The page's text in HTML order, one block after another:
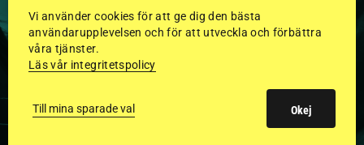
GODKÄNDA HINGSTAR I
FLERA KATEGORIER MED
BILDER OCH FAKTA
Vi använder cookies för att ge dig den bästa
användarupplevelsen och för att utveckla och förbättra
våra tjänster.
Läs vår integritetspolicy
Till mina sparade val Okej